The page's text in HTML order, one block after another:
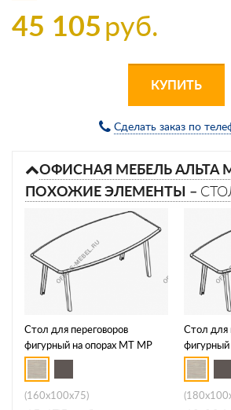
45 105руб.
КУПИТЬ
Сделать заказ по
ОФИСНАЯ МЕБЕЛЬ АЛЬТА
ПОХОЖИЕ ЭЛЕМЕНТЫ –
Стол для переговоров
фигурный на опорах МТ МР
Б1Б 141
(160x100x75)
Стол для
Б1Б 142